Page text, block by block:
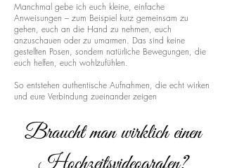
Manchmal gebe ich euch kleine, einfache
Anweisungen – zum Beispiel kurz gemeinsam zu
gehen, euch an die Hand zu nehmen, euch
anzuschauen oder zu umarmen. Das sind keine
gestellten Posen, sondern natürliche Bewegungen, die
euch helfen, euch wohlzufühlen.
So entstehen authentische Aufnahmen, die echt wirken
und eure Verbindung zueinander zeigen
Braucht man wirklich einen